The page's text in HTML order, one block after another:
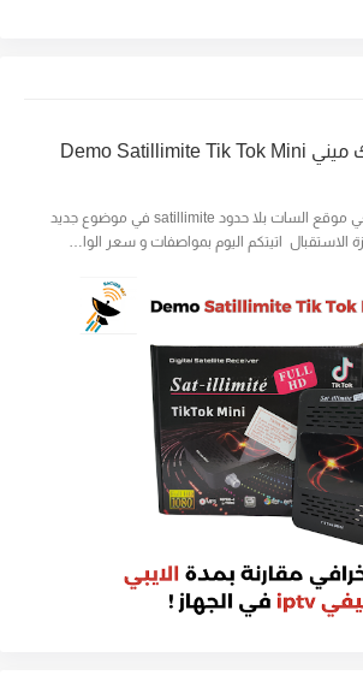
سات اليميتي تيكتوك ميني Demo Satillimite Tik Tok Mini
السلام عليكم زوار و متتبعي موقع السات بلا حدود satillimite في موضوع جديد
اتيتكم اليوم بمواصفات و سعر الوا…